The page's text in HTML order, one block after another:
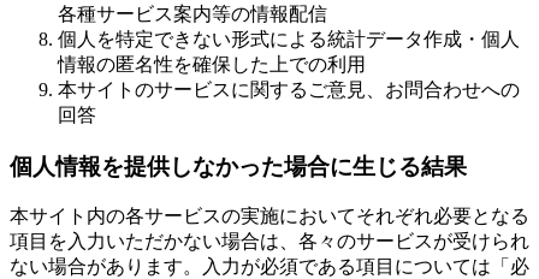
各種サービス案内等の情報配信
個人を特定できない形式による統計データ作成・個人
情報の匿名性を確保した上での利用
本サイトのサービスに関するご意見、お問合わせへの
回答
個人情報を提供しなかった場合に生じる結果
本サイト内の各サービスの実施においてそれぞれ必要となる
項目を入力いただかない場合は、各々のサービスが受けられ
ない場合があります。入力が必須である項目については「必